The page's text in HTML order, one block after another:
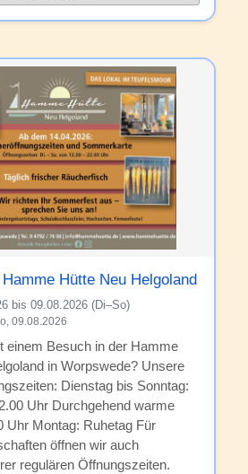
Hütte Neu Helgoland
bis 09.08.2026 (Di–So)
09.08.2026
einem Besuch in der Hamme
in Worpswede? Unsere
Dienstag bis Sonntag:
Uhr Durchgehend warme
Uhr Montag: Ruhetag Für
öffnen wir auch
regulären Öffnungszeiten.